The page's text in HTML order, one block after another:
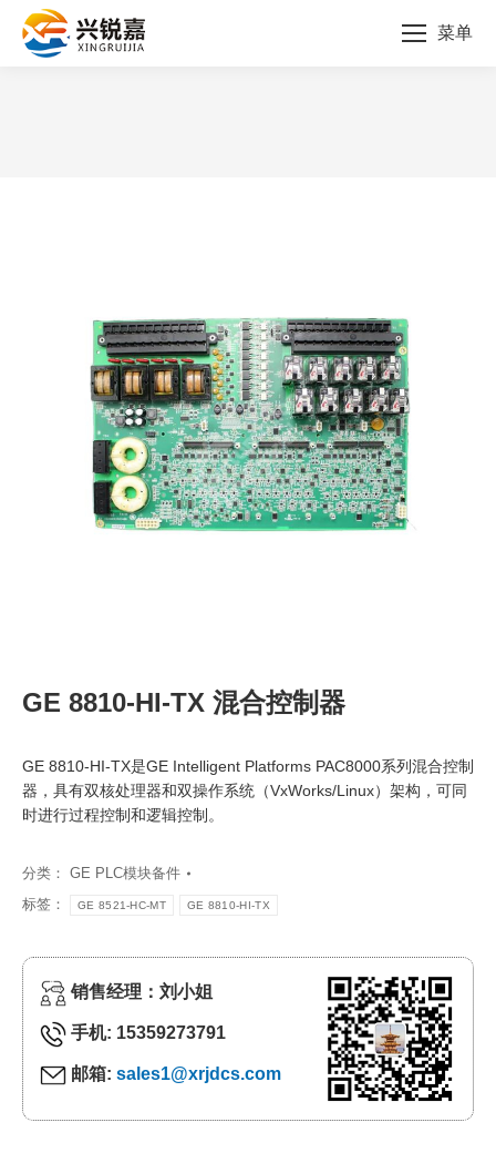
菜单
GE 8810-HI-TX 混合控制器
GE 8810-HI-TX是GE Intelligent Platforms PAC8000系列混合控制
器，具有双核处理器和双操作系统（VxWorks/Linux）架构，可同
时进行过程控制和逻辑控制。
分类： GE PLC模块备件
标签：
GE 8521-HC-MT GE 8810-HI-TX
销售经理：刘小姐
手机: 15359273791
邮箱: sales1@xrjdcs.com